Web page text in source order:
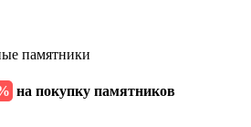
памятники
на покупку памятников